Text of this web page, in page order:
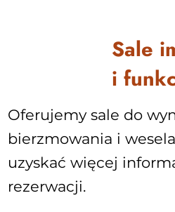
Sale
i
Oferujemy sale do
bierzmowania i
uzyskać więcej
rezerwacji.